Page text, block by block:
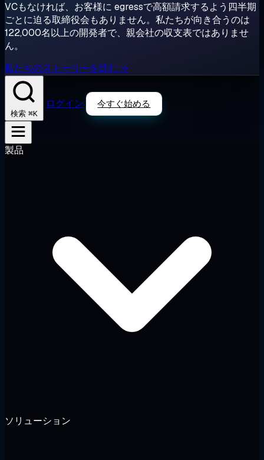
VCもなければ、お客様に egressで高額請求するよう四半期
ごとに迫る取締役会もありません。私たちが向き合うのは
122,000名以上の開発者で、親会社の収支表ではありませ
ん。
私たちのストーリーを読む →
検索 ⌘K
ログイン 今すぐ始める
製品
ソリューション